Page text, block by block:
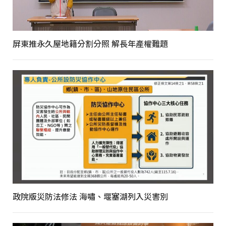
屏東推永久屋地籍分割分照 解長年產權難題
政院版災防法修法 海嘯、堰塞湖列入災害別